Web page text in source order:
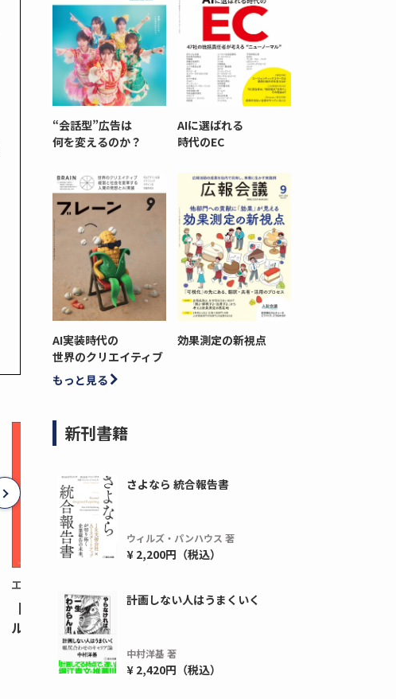
エムディーピー
【月間1,000万本以上の配布実績！】デジタ
ルクーポンを活用した販促キャンペーンを...
ダウンロードする
“会話型”広告は
何を変えるのか？
AIに選ばれる
時代のEC
AI実装時代の
世界のクリエイティブ
効果測定の新視点
もっと見る
新刊書籍
さよなら 統合報告書
ウィルズ・パンハウス 著
¥ 2,200円（税込）
計画しない人はうまくいく
中村洋基 著
¥ 2,420円（税込）